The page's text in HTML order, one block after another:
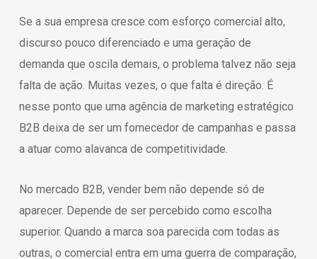
Se a sua empresa cresce com esforço comercial alto,
discurso pouco diferenciado e uma geração de
demanda que oscila demais, o problema talvez não seja
falta de ação. Muitas vezes, o que falta é direção. É
nesse ponto que uma agência de marketing estratégico
B2B deixa de ser um fornecedor de campanhas e passa
a atuar como alavanca de competitividade.
No mercado B2B, vender bem não depende só de
aparecer. Depende de ser percebido como escolha
superior. Quando a marca soa parecida com todas as
outras, o comercial entra em uma guerra de comparação,